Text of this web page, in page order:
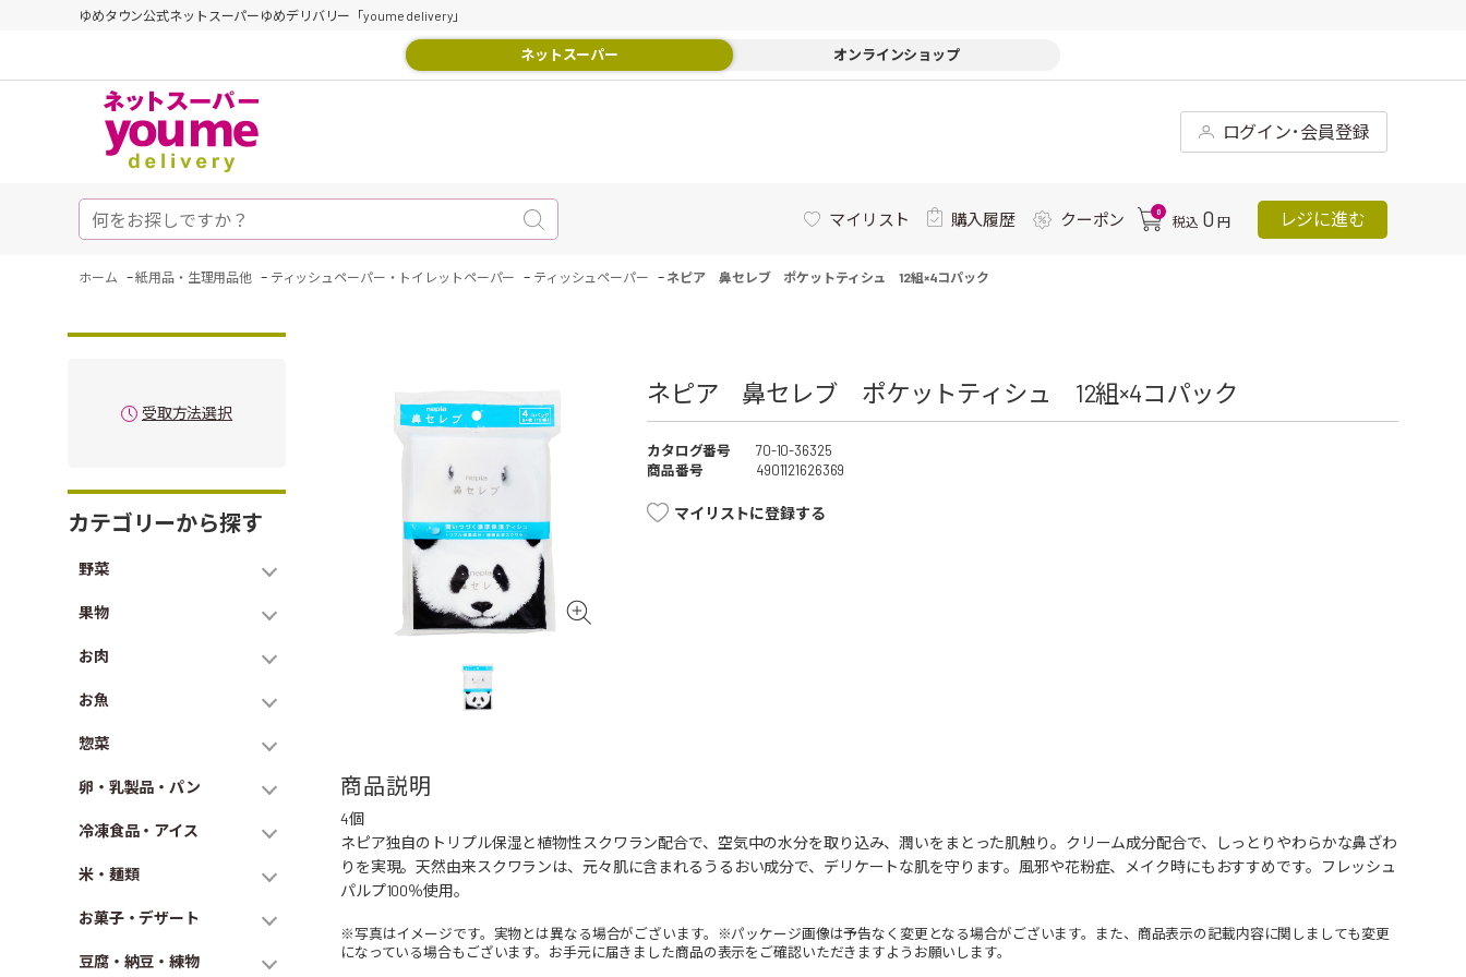
ゆめタウン公式ネットスーパーゆめデリバリー「youme delivery」
ネットスーパー オンラインショップ
ログイン･会員登録
マイリスト 購入履歴 クーポン 0
税込 0 円 レジに進む
ホーム -紙用品・生理用品他 - ティッシュペーパー・トイレットペーパー - ティッシュペーパー - ネピア 鼻セレブ ポケットティシュ 12組×4コパック
受取方法選択
カテゴリーから探す
野菜
果物
お肉
お魚
惣菜
卵・乳製品・パン
冷凍食品・アイス
米・麺類
お菓子・デザート
豆腐・納豆・練物
ネピア 鼻セレブ ポケットティシュ 12組×4コパック
カタログ番号
70-10-36325
商品番号
4901121626369
マイリストに登録する
商品説明
4個
ネピア独自のトリプル保湿と植物性スクワラン配合で、空気中の水分を取り込み、潤いをまとった肌触り。クリーム成分配合で、しっとりやわらかな鼻ざわ
りを実現。天然由来スクワランは、元々肌に含まれるうるおい成分で、デリケートな肌を守ります。風邪や花粉症、メイク時にもおすすめです。フレッシュ
パルプ100％使用。
※写真はイメージです。実物とは異なる場合がございます。※パッケージ画像は予告なく変更となる場合がございます。また、商品表示の記載内容に関しましても変更
になっている場合もございます。お手元に届きました商品の表示をご確認いただきますようお願いします。